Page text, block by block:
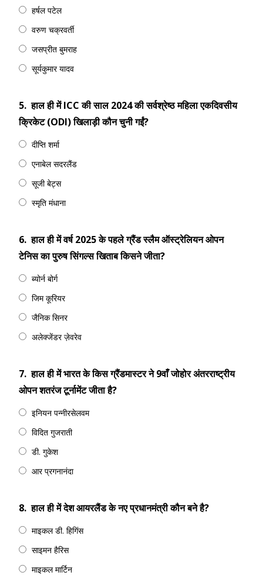
हर्षल पटेल
वरुण चक्रवर्ती
जसप्रीत बुमराह
सूर्यकुमार यादव
5. हाल ही में ICC की साल 2024 की सर्वश्रेष्‍ठ महिला एकदिवसीय
क्रिकेट (ODI) खिलाड़ी कौन चुनी गईं?
दीप्ति शर्मा
एनाबेल सदरलैंड
सूजी बेट्स
स्मृति मंधाना
6. हाल ही में वर्ष 2025 के पहले ग्रैंड स्‍लैम ऑस्ट्रेलियन ओपन
टेनिस का पुरुष सिंगल्‍स खिताब किसने जीता?
ब्योर्न बोर्ग
जिम कूरियर
जैनिक सिनर
अलेक्जेंडर ज़ेवरेव
7. हाल ही में भारत के किस ग्रैंडमास्‍टर ने 9वांँ जोहोर अंतरराष्‍ट्रीय
ओपन शतरंज टूर्नामेंट जीता है?
इनियन पन्‍नीरसेलवम
विदित गुजराती
डी. गुकेश
आर प्रगनानंदा
8. हाल ही में देश आयरलैंड के नए प्रधानमंत्री कौन बने है?
माइकल डी. हिगिंस
साइमन हैरिस
माइकल मार्टिन